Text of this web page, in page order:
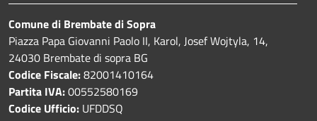
Comune di Brembate di Sopra
Piazza Papa Giovanni Paolo II, Karol, Josef Wojtyla, 14,
24030 Brembate di sopra BG
Codice Fiscale:82001410164
Partita IVA:00552580169
Codice Ufficio: UFDDSQ